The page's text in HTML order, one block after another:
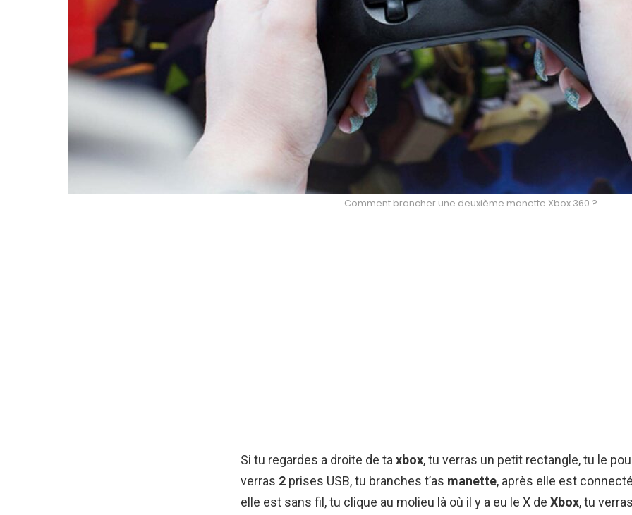
Comment brancher une deuxième manette Xbox 360 ?
Si tu regardes a droite de ta xbox, tu verras un petit rectangle, tu le
verras 2 prises USB, tu branches t’as manette, après elle est
elle est sans fil, tu clique au molieu là où il y a eu le X de Xbox, tu